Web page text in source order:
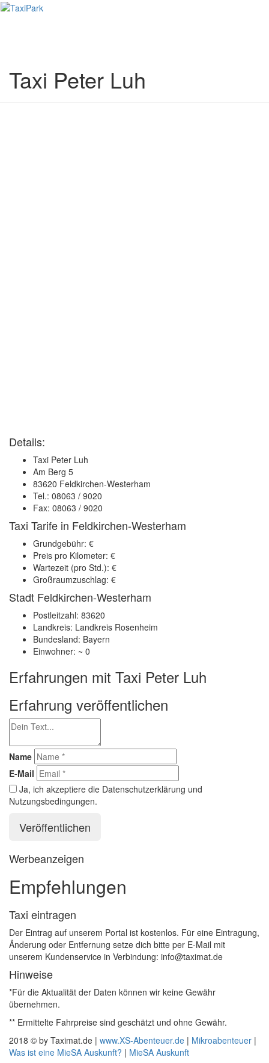
Taxi Peter Luh
Details:
Taxi Peter Luh
Am Berg 5
83620 Feldkirchen-Westerham
Tel.: 08063 / 9020
Fax: 08063 / 9020
Taxi Tarife in Feldkirchen-Westerham
Grundgebühr: €
Preis pro Kilometer: €
Wartezeit (pro Std.): €
Großraumzuschlag: €
Stadt Feldkirchen-Westerham
Postleitzahl: 83620
Landkreis: Landkreis Rosenheim
Bundesland: Bayern
Einwohner: ~ 0
Erfahrungen mit Taxi Peter Luh
Erfahrung veröffentlichen
Name
E-Mail
Ja, ich akzeptiere die Datenschutzerklärung und
Nutzungsbedingungen.
Werbeanzeigen
Empfehlungen
Taxi eintragen
Der Eintrag auf unserem Portal ist kostenlos. Für eine Eintragung,
Änderung oder Entfernung setze dich bitte per E-Mail mit
unserem Kundenservice in Verbindung: info@taximat.de
Hinweise
*Für die Aktualität der Daten können wir keine Gewähr
übernehmen.
** Ermittelte Fahrpreise sind geschätzt und ohne Gewähr.
2018 © by Taximat.de | www.XS-Abenteuer.de | Mikroabenteuer |
Was ist eine MieSA Auskunft? | MieSA Auskunft